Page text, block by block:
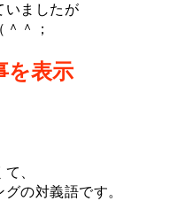
いましたが
＾；
を表示
、
の対義語です。